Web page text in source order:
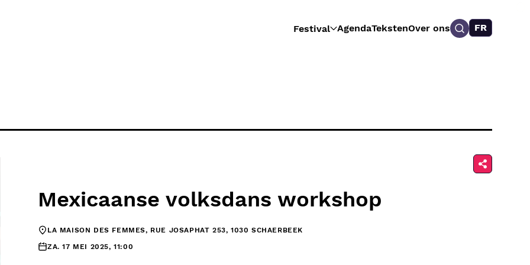
Festival AgendaTekstenOver ons FR
Mexicaanse volksdans workshop
LA MAISON DES FEMMES, RUE JOSAPHAT 253, 1030 SCHAERBEEK
ZA. 17 MEI 2025, 11:00